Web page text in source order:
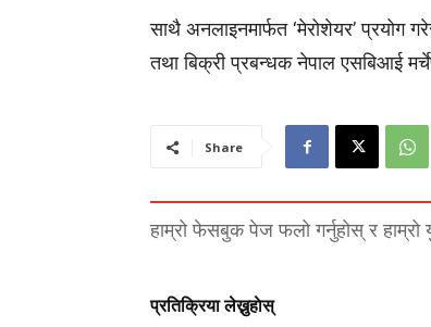
साथै अनलाइनमार्फत ‘मेरोशेयर’ प्रयोग
तथा बिक्री प्रबन्धक नेपाल एसबिआई
Share
हाम्रो फेसबुक पेज फलो गर्नुहोस् र हाम्रो
प्रतिक्रिया लेख्नुहाेस्